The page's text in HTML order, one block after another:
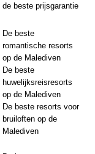
de beste prijsgarantie
De beste
romantische resorts
op de Malediven
De beste
huwelijksreisresorts
op de Malediven
De beste resorts voor
bruiloften op de
Malediven